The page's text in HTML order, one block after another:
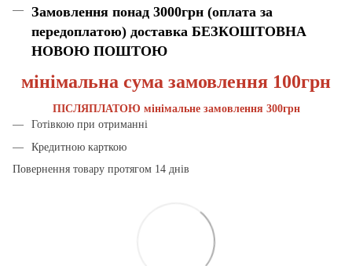
Замовлення понад 3000грн (оплата за
передоплатою) доставка БЕЗКОШТОВНА
НОВОЮ ПОШТОЮ
мінімальна сума замовлення 100грн
ПІСЛЯПЛАТОЮ мінімальне замовлення 300грн
Готівкою при отриманні
Кредитною карткою
Повернення товару протягом 14 днів